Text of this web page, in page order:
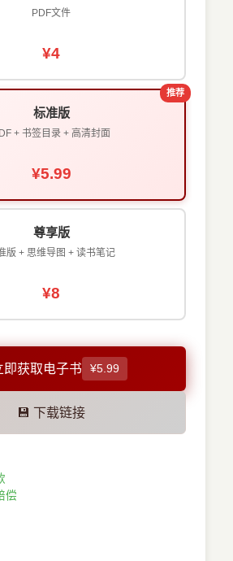
PDF文件
¥4
推荐
标准版
+ 书签目录 + 高清封面
¥5.99
尊享版
版 + 思维导图 + 读书笔记
¥8
即获取电子书 ¥5.99
💾 下载链接
偿